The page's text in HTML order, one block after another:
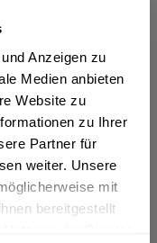
Anzeigen zu
Medien anbieten
Website zu
zu Ihrer
Partner für
weiter. Unsere
mit
bereitgestellt
Warenkorb